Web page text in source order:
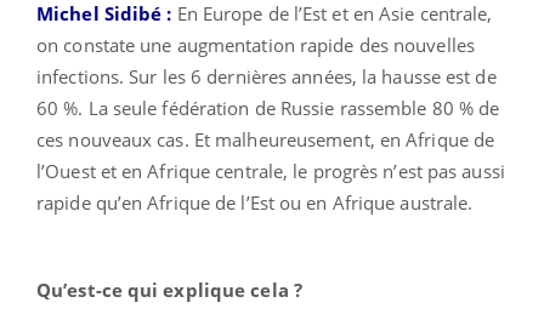
Michel Sidibé : En Europe de l’Est et en Asie centrale,
on constate une augmentation rapide des nouvelles
infections. Sur les 6 dernières années, la hausse est de
60 %. La seule fédération de Russie rassemble 80 % de
ces nouveaux cas. Et malheureusement, en Afrique de
l’Ouest et en Afrique centrale, le progrès n’est pas aussi
rapide qu’en Afrique de l’Est ou en Afrique australe.
Qu’est-ce qui explique cela ?